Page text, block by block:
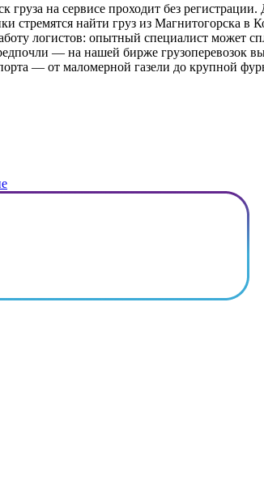
на сервисе проходит без регистрации.
стремятся найти груз из Магнитогорска в
логистов: опытный специалист может
— на нашей бирже грузоперевозок
— от маломерной газели до крупной